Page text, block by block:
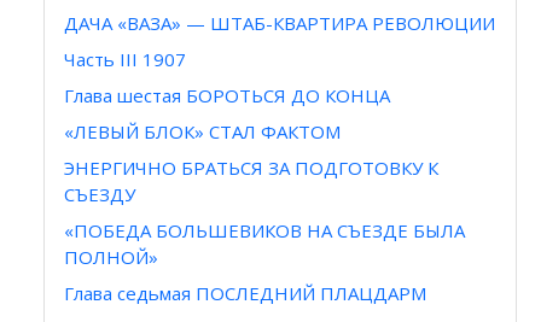
ДАЧА «ВАЗА» — ШТАБ-КВАРТИРА РЕВОЛЮЦИИ
Часть III 1907
Глава шестая БОРОТЬСЯ ДО КОНЦА
«ЛЕВЫЙ БЛОК» СТАЛ ФАКТОМ
ЭНЕРГИЧНО БРАТЬСЯ ЗА ПОДГОТОВКУ К
СЪЕЗДУ
«ПОБЕДА БОЛЬШЕВИКОВ НА СЪЕЗДЕ БЫЛА
ПОЛНОЙ»
Глава седьмая ПОСЛЕДНИЙ ПЛАЦДАРМ